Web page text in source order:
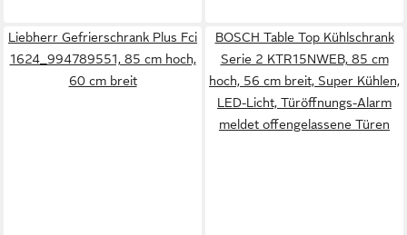
Liebherr Gefrierschrank Plus Fci
1624_994789551, 85 cm hoch,
60 cm breit
BOSCH Table Top Kühlschrank
Serie 2 KTR15NWEB, 85 cm
hoch, 56 cm breit, Super Kühlen,
LED-Licht, Türöffnungs-Alarm
meldet offengelassene Türen